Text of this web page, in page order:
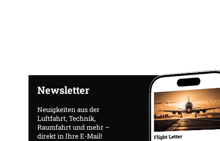
Newsletter
Neuigkeiten aus der
Luftfahrt, Technik,
Raumfahrt und mehr –
direkt in Ihre E-Mail!